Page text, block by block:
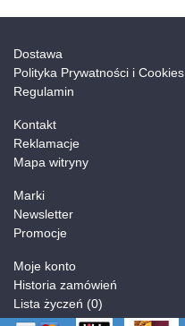
Dostawa
Polityka Prywatności i Cookies
Regulamin
Kontakt
Reklamacje
Mapa witryny
Marki
Newsletter
Promocje
Moje konto
Historia zamówień
Lista życzeń (0)